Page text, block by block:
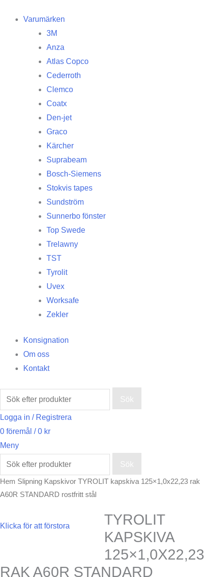
Varumärken
3M
Anza
Atlas Copco
Cederroth
Clemco
Coatx
Den-jet
Graco
Kärcher
Suprabeam
Bosch-Siemens
Stokvis tapes
Sundström
Sunnerbo fönster
Top Swede
Trelawny
TST
Tyrolit
Uvex
Worksafe
Zekler
Konsignation
Om oss
Kontakt
Sök
Logga in / Registrera
0 föremål / 0 kr
Meny
Sök
Hem Slipning Kapskivor TYROLIT kapskiva 125×1,0x22,23 rak
A60R STANDARD rostfritt stål
Klicka för att förstora
TYROLIT
KAPSKIVA
125×1,0X22,23
RAK A60R STANDARD